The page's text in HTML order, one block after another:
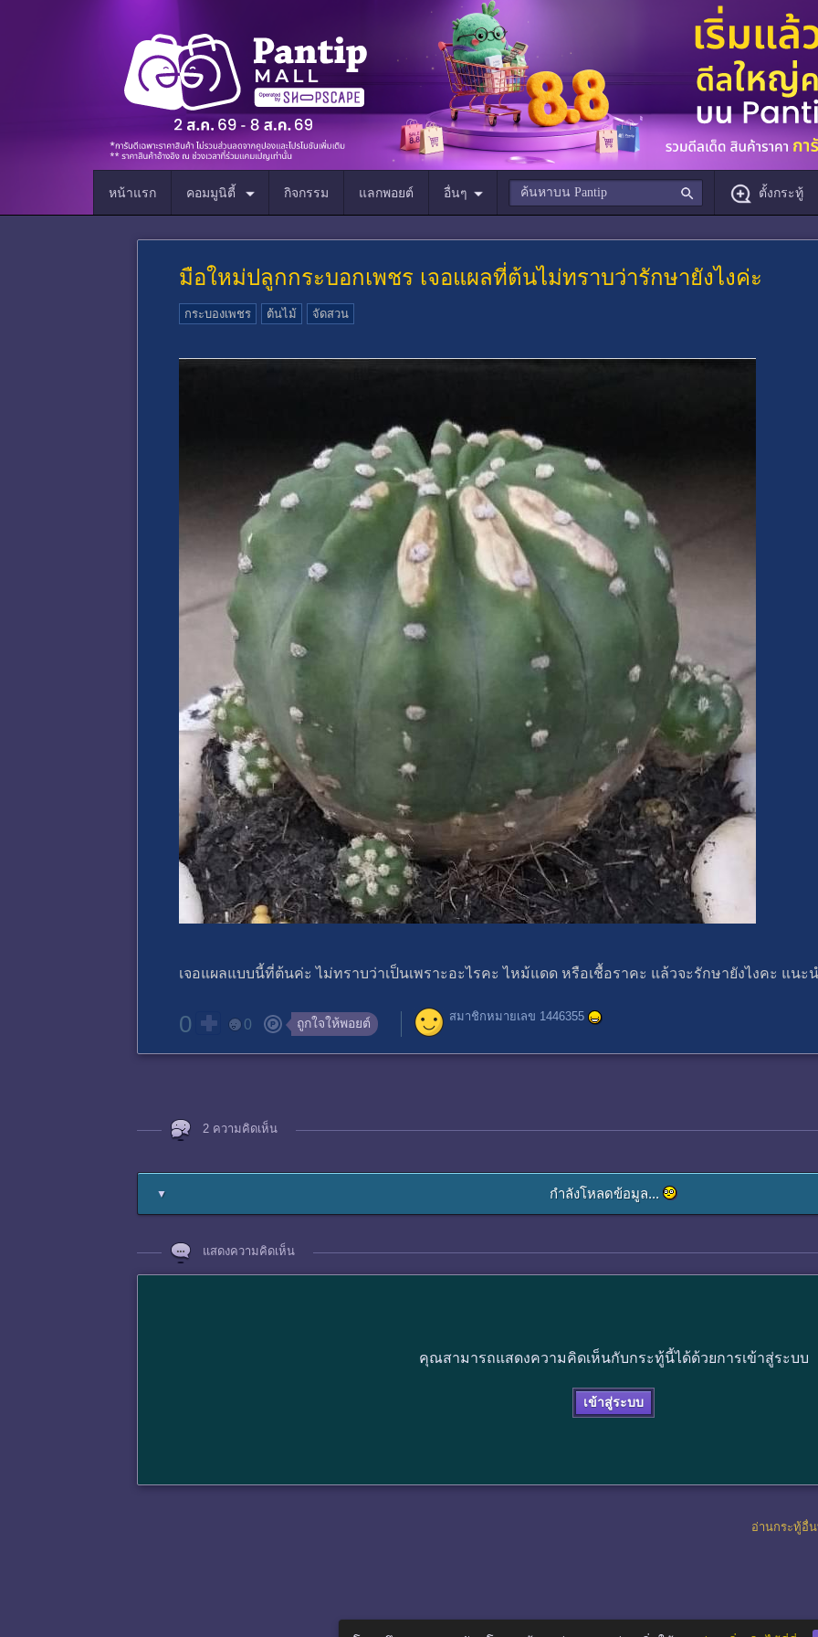
หน้าแรก คอมมูนิตี้ กิจกรรม แลกพอยต์ อื่นๆ ตั้งกระทู้
มือใหม่ปลูกกระบอกเพชร เจอแผลที่ต้นไม่ทราบว่ารักษายังไงค่ะ
กระบองเพชร ต้นไม้ จัดสวน
เจอแผลแบบนี้ที่ต้นค่ะ ไม่ทราบว่าเป็นเพราะอะไรคะ ไหม้แดด หรือเชื้อราคะ แล้วจะรักษายังไงคะ แนะ
0 0 ถูกใจให้พอยต์ สมาชิกหมายเลข 1446355
2 ความคิดเห็น
▼ กำลังโหลดข้อมูล...
แสดงความคิดเห็น
คุณสามารถแสดงความคิดเห็นกับกระทู้นี้ได้ด้วยการเข้าสู่ระบบ
เข้าสู่ระบบ
อ่านกระทู้อื่